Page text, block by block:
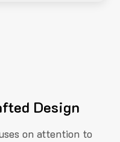
Design
on attention to